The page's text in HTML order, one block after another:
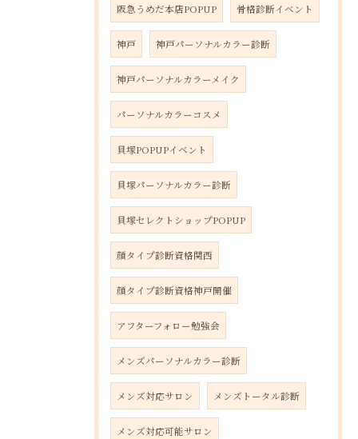
阪急うめだ本店POPUP 骨格診断イベント
神戸 神戸パーソナルカラー診断
神戸パーソナルカラーメイク
パーソナルカラーコスメ
貝塚POPUPイベント
貝塚パーソナルカラー診断
貝塚セレクトショップPOPUP
顔タイプ診断資格関西
顔タイプ診断資格神戸開催
アフターフォロー勉強会
メンズパーソナルカラー診断
メンズ対応サロン メンズトータル診断
メンズ対応可能サロン